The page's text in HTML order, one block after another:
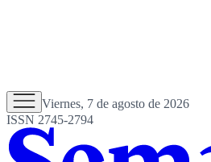
Viernes, 7 de agosto de 2026
ISSN 2745-2794